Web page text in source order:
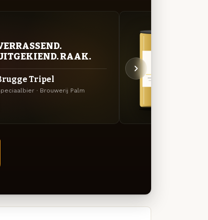
RAAK.
Tripel
· Brouwerij Palm